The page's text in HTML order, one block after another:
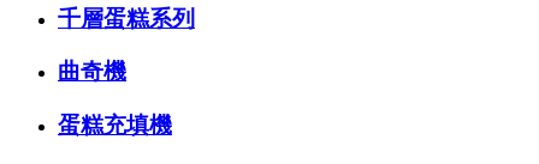
千層蛋糕系列
曲奇機
蛋糕充填機